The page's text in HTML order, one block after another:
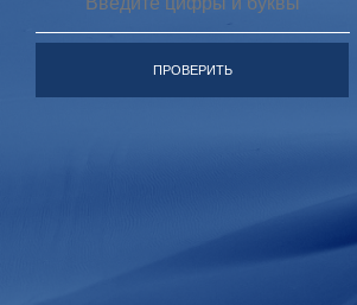
ПРОВЕРИТЬ